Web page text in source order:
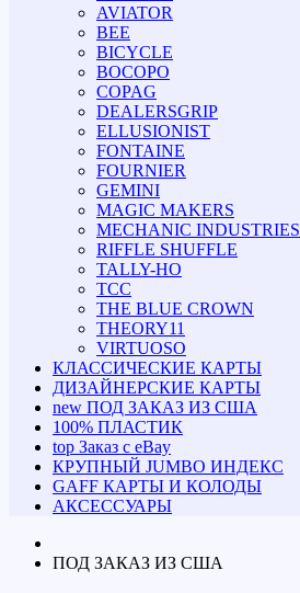
AVIATOR
BEE
BICYCLE
BOCOPO
COPAG
DEALERSGRIP
ELLUSIONIST
FONTAINE
FOURNIER
GEMINI
MAGIC MAKERS
MECHANIC INDUSTRIES
RIFFLE SHUFFLE
TALLY-HO
TCC
THE BLUE CROWN
THEORY11
VIRTUOSO
КЛАССИЧЕСКИЕ КАРТЫ
ДИЗАЙНЕРСКИЕ КАРТЫ
new ПОД ЗАКАЗ ИЗ США
100% ПЛАСТИК
top Заказ с eBay
КРУПНЫЙ JUMBO ИНДЕКС
GAFF КАРТЫ И КОЛОДЫ
АКСЕССУАРЫ
ПОД ЗАКАЗ ИЗ США